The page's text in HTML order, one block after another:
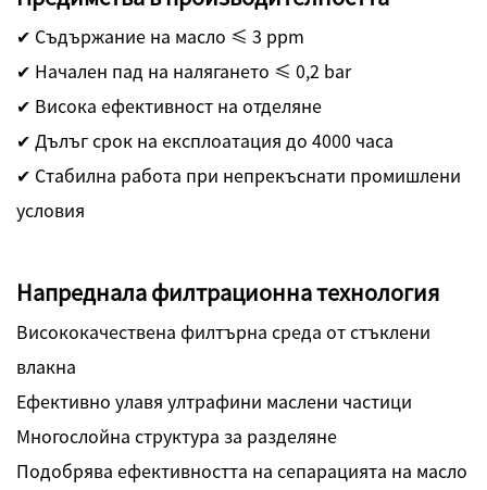
✔ Съдържание на масло ≤ 3 ppm
✔ Начален пад на налягането ≤ 0,2 bar
✔ Висока ефективност на отделяне
✔ Дълъг срок на експлоатация до 4000 часа
✔ Стабилна работа при непрекъснати промишлени
условия
Напреднала филтрационна технология
Висококачествена филтърна среда от стъклени
влакна
Ефективно улавя ултрафини маслени частици
Многослойна структура за разделяне
Подобрява ефективността на сепарацията на масло